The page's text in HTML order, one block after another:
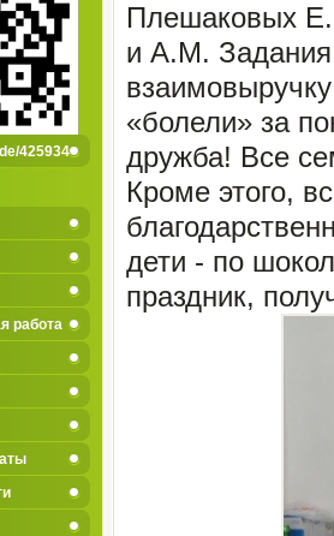
425934
работа
Плешаковых
и А.М. Задания
«болели» за
дружба! Все
Кроме этого,
дети - по
праздник,